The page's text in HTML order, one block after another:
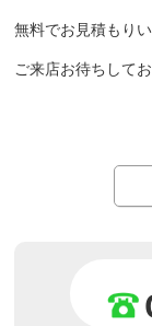
無料でお見積もりい
ご来店お待ちしてお